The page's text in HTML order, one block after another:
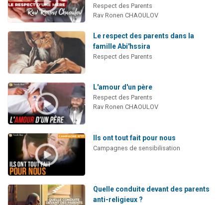
Respect des Parents
Rav Ronen CHAOULOV
Le respect des parents dans la
famille Abi'hssira
Respect des Parents
L'amour d'un père
Respect des Parents
Rav Ronen CHAOULOV
Ils ont tout fait pour nous
Campagnes de sensibilisation
Quelle conduite devant des parents
anti-religieux ?